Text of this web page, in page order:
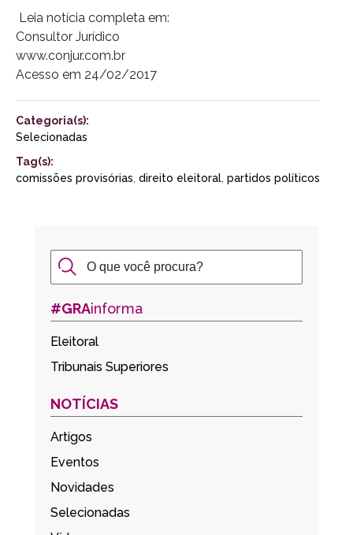
Leia notícia completa em:
Consultor Jurídico
www.conjur.com.br
Acesso em 24/02/2017
Categoria(s):
Selecionadas
Tag(s):
comissões provisórias direito eleitoral partidos políticos
#GRAinforma
Eleitoral
Tribunais Superiores
NOTÍCIAS
Artigos
Eventos
Novidades
Selecionadas